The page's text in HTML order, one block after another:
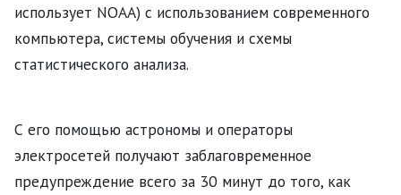
использует NOAA) с использованием современного
компьютера, системы обучения и схемы
статистического анализа.
С его помощью астрономы и операторы
электросетей получают заблаговременное
предупреждение всего за 30 минут до того, как